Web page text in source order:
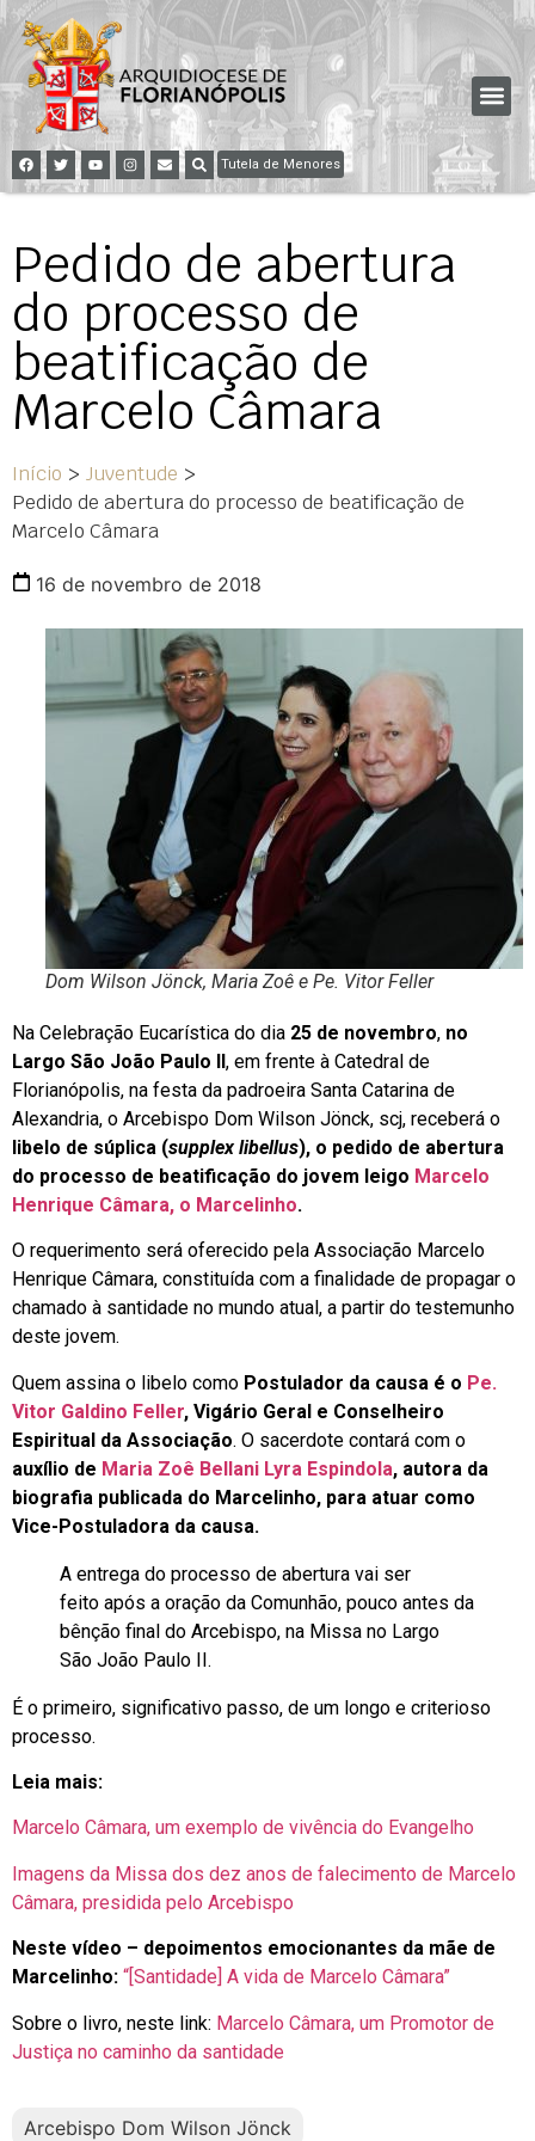
Tutela de Menores
Pedido de abertura
do processo de
beatificação de
Marcelo Câmara
Início > Juventude >
Pedido de abertura do processo de beatificação de
Marcelo Câmara
16 de novembro de 2018
Dom Wilson Jönck, Maria Zoê e Pe. Vitor Feller
Na Celebração Eucarística do dia 25 de novembro, no
Largo São João Paulo II, em frente à Catedral de
Florianópolis, na festa da padroeira Santa Catarina de
Alexandria, o Arcebispo Dom Wilson Jönck, scj, receberá o
libelo de súplica (supplex libellus), o pedido de abertura
do processo de beatificação do jovem leigo Marcelo
Henrique Câmara, o Marcelinho.
O requerimento será oferecido pela Associação Marcelo
Henrique Câmara, constituída com a finalidade de propagar o
chamado à santidade no mundo atual, a partir do testemunho
deste jovem.
Quem assina o libelo como Postulador da causa é o Pe.
Vitor Galdino Feller, Vigário Geral e Conselheiro
Espiritual da Associação. O sacerdote contará com o
auxílio de Maria Zoê Bellani Lyra Espindola, autora da
biografia publicada do Marcelinho, para atuar como
Vice-Postuladora da causa.
A entrega do processo de abertura vai ser
feito após a oração da Comunhão, pouco antes da
bênção final do Arcebispo, na Missa no Largo
São João Paulo II.
É o primeiro, significativo passo, de um longo e criterioso
processo.
Leia mais:
Marcelo Câmara, um exemplo de vivência do Evangelho
Imagens da Missa dos dez anos de falecimento de Marcelo
Câmara, presidida pelo Arcebispo
Neste vídeo – depoimentos emocionantes da mãe de
Marcelinho: “[Santidade] A vida de Marcelo Câmara”
Sobre o livro, neste link: Marcelo Câmara, um Promotor de
Justiça no caminho da santidade
Arcebispo Dom Wilson Jönck